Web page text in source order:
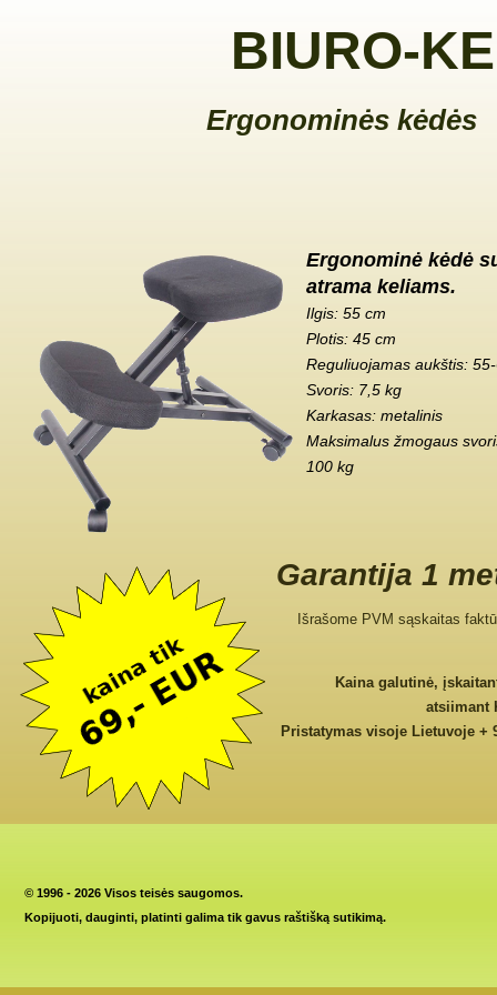
BIURO-
Ergonominės kėdės
Ergonominė kėdė
atrama keliams.
Ilgis: 55 cm
Plotis: 45 cm
Reguliuojamas aukštis:
Svoris: 7,5 kg
Karkasas: metalinis
Maksimalus žmogaus
100 kg
Garantija 1
Išrašome PVM sąskaitas
Kaina galutinė,
atsiimant
Pristatymas visoje Lietuvoje +
© 1996 - 2026 Visos teisės saugomos.
Kopijuoti, dauginti, platinti galima tik gavus raštišką sutikimą.